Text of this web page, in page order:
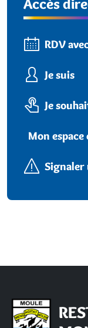
RDV
Je suis
Je
Mon